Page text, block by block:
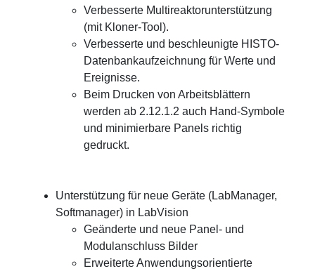
Verbesserte Multireaktorunterstützung
(mit Kloner-Tool).
Verbesserte und beschleunigte HISTO-
Datenbankaufzeichnung für Werte und
Ereignisse.
Beim Drucken von Arbeitsblättern
werden ab 2.12.1.2 auch Hand-Symbole
und minimierbare Panels richtig
gedruckt.
Unterstützung für neue Geräte (LabManager,
Softmanager) in LabVision
Geänderte und neue Panel- und
Modulanschluss Bilder
Erweiterte Anwendungsorientierte